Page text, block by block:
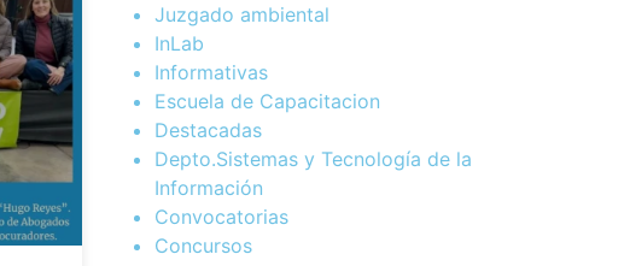
Juzgado ambiental
InLab
Informativas
Escuela de Capacitacion
Destacadas
Depto.Sistemas y Tecnología de la
Información
Convocatorias
Concursos